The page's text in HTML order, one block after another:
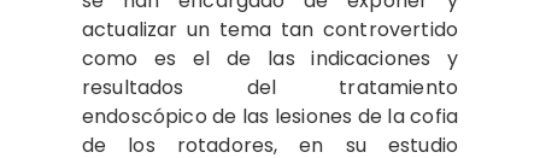
actuali­zar un tema tan controvertido
como es el de las indicaciones y
resultados del tratamiento
endoscópico de las lesiones de la cofia
de los rotadores, en su estu­dio